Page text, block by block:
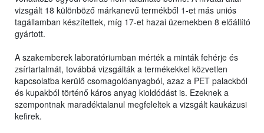
vizsgált 18 különböző márkanevű termékből 1-et más uniós
tagállamban készítettek, míg 17-et hazai üzemekben 8 előállító
gyártott.
A szakemberek laboratóriumban mérték a minták fehérje és
zsírtartalmát, továbbá vizsgálták a termékekkel közvetlen
kapcsolatba kerülő csomagolóanyagból, azaz a PET palackból
és kupakból történő káros anyag kioldódást is. Ezeknek a
szempontnak maradéktalanul megfeleltek a vizsgált kaukázusi
kefirek.